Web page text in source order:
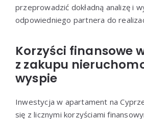
przeprowadzić dokładną analizę i
odpowiedniego partnera do
Korzyści finansowe
z zakupu
wyspie
Inwestycja w apartament na
się z licznymi korzyściami